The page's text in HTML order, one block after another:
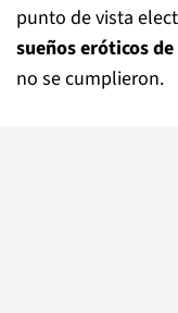
punto de vista
sueños eróticos
no se cumplieron.